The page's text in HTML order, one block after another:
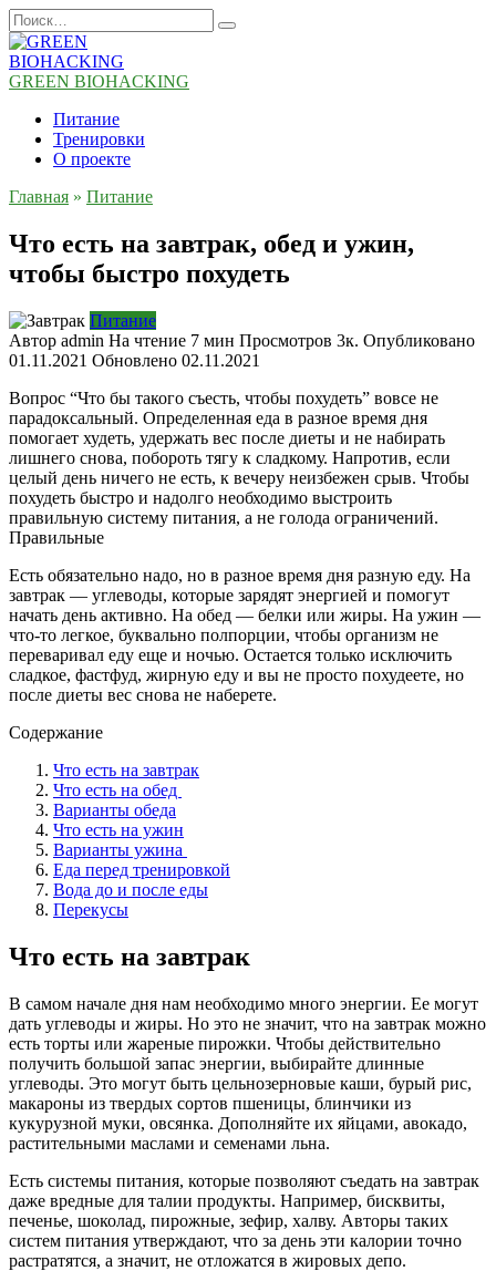
Перейти
к
содержанию
Search
for:
GREEN BIOHACKING
Питание
Тренировки
О проекте
Главная » Питание
Что есть на завтрак, обед и ужин,
чтобы быстро похудеть
Питание
Автор admin На чтение 7 мин Просмотров 3к. Опубликовано
01.11.2021 Обновлено 02.11.2021
Вопрос “Что бы такого съесть, чтобы похудеть” вовсе не
парадоксальный. Определенная еда в разное время дня
помогает худеть, удержать вес после диеты и не набирать
лишнего снова, побороть тягу к сладкому. Напротив, если
целый день ничего не есть, к вечеру неизбежен срыв. Чтобы
похудеть быстро и надолго необходимо выстроить
правильную систему питания, а не голода ограничений.
Правильные
Есть обязательно надо, но в разное время дня разную еду. На
завтрак — углеводы, которые зарядят энергией и помогут
начать день активно. На обед — белки или жиры. На ужин —
что-то легкое, буквально полпорции, чтобы организм не
переваривал еду еще и ночью. Остается только исключить
сладкое, фастфуд, жирную еду и вы не просто похудеете, но
после диеты вес снова не наберете.
Содержание
Что есть на завтрак
Что есть на обед
Варианты обеда
Что есть на ужин
Варианты ужина
Еда перед тренировкой
Вода до и после еды
Перекусы
Что есть на завтрак
В самом начале дня нам необходимо много энергии. Ее могут
дать углеводы и жиры. Но это не значит, что на завтрак можно
есть торты или жареные пирожки. Чтобы действительно
получить большой запас энергии, выбирайте длинные
углеводы. Это могут быть цельнозерновые каши, бурый рис,
макароны из твердых сортов пшеницы, блинчики из
кукурузной муки, овсянка. Дополняйте их яйцами, авокадо,
растительными маслами и семенами льна.
Есть системы питания, которые позволяют съедать на завтрак
даже вредные для талии продукты. Например, бисквиты,
печенье, шоколад, пирожные, зефир, халву. Авторы таких
систем питания утверждают, что за день эти калории точно
растратятся, а значит, не отложатся в жировых депо.